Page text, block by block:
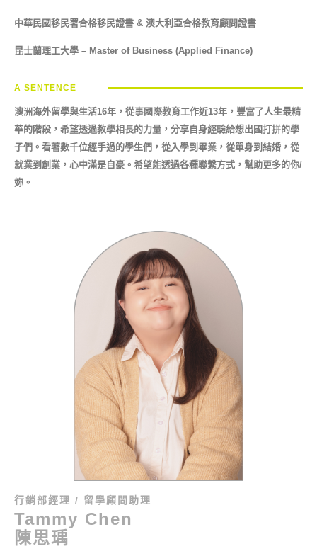
中華民國移民署合格移民證書 & 澳大利亞合格教育顧問證書
昆士蘭理工大學 – Master of Business (Applied Finance)
A SENTENCE
澳洲海外留學與生活16年，從事國際教育工作近13年，豐富了人生最精
華的階段，希望透過教學相長的力量，分享自身經驗給想出國打拼的學
子們。看著數千位經手過的學生們，從入學到畢業，從單身到結婚，從
就業到創業，心中滿是自豪。希望能透過各種聯繫方式，幫助更多的你/
妳。
行銷部經理 / 留學顧問助理
Tammy Chen
陳思瑀